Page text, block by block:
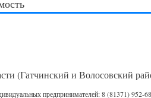
(Гатчинский и Волосовский
предпринимателей: 8 (81371) 952-